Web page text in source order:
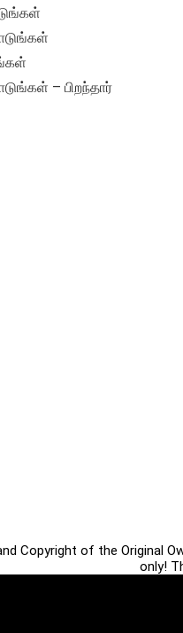
– பிறந்தார்
Copyright of the Original
only!